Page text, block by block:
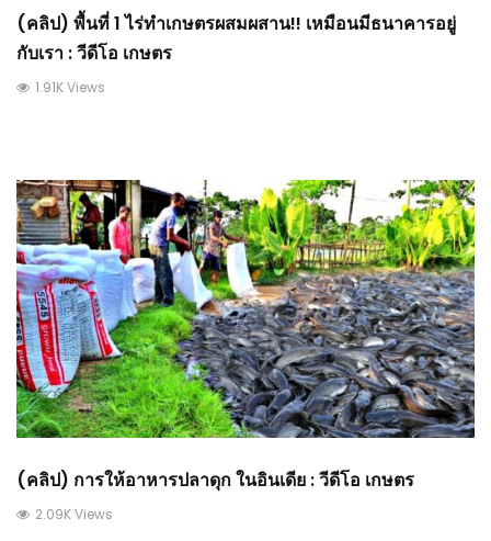
(คลิป) พื้นที่ 1 ไร่ทำเกษตรผสมผสาน!! เหมือนมีธนาคารอยู่
กับเรา : วีดีโอ เกษตร
1.91K Views
(คลิป) การให้อาหารปลาดุก ในอินเดีย : วีดีโอ เกษตร
2.09K Views